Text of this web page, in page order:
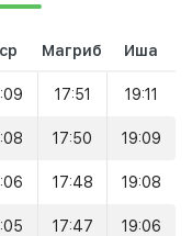
Магриб Иша
17:51 19:11
17:50 19:09
17:48 19:08
17:47 19:06